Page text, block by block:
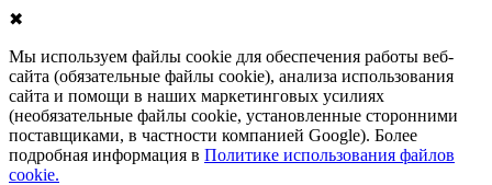
✖
Мы используем файлы cookie для обеспечения работы веб-
сайта (обязательные файлы cookie), анализа использования
сайта и помощи в наших маркетинговых усилиях
(необязательные файлы cookie, установленные сторонними
поставщиками, в частности компанией Google). Более
подробная информация в Политике использования файлов
cookie.